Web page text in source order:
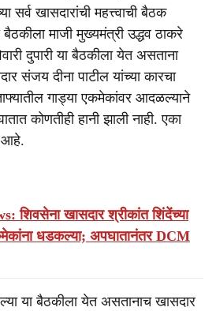
सर्व खासदारांची महत्त्वाची बैठक
माजी मुख्यमंत्री उद्धव ठाकरे
दुपारी या बैठकीला येत असताना
संजय दीना पाटील यांच्या कारचा
गाड्या एकमेकांवर आदळल्याने
कोणतीही हानी झाली नाही. एका
आहे.
शिवसेना खासदार श्रीकांत शिंदेंच्या
धडकल्या; अपघातानंतर DCM
या बैठकीला येत असतानाच खासदार